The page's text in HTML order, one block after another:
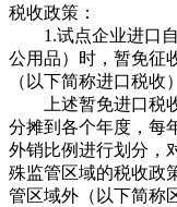
税收政策：
1.试点企业进口自
公用品）时，暂免征
（以下简称进口税收
上述暂免进口税收
分摊到各个年度，每
外销比例进行划分，
殊监管区域的税收政
管区域外（以下简称